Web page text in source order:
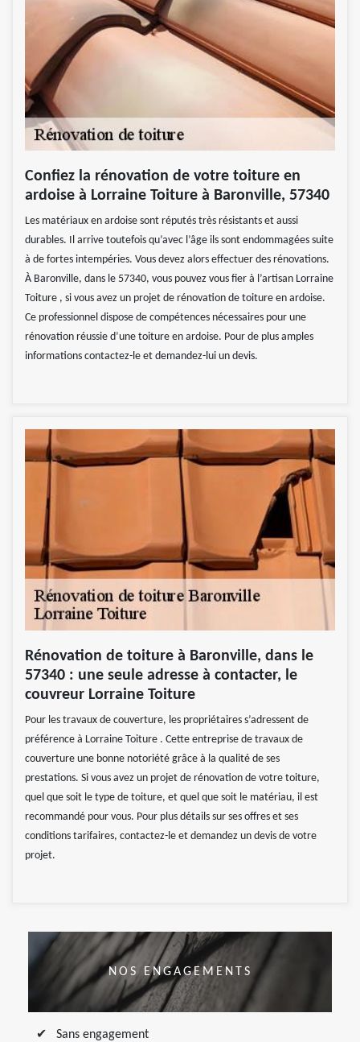
Confiez la rénovation de votre toiture en
ardoise à Lorraine Toiture à Baronville, 57340
Les matériaux en ardoise sont réputés très résistants et aussi
durables. Il arrive toutefois qu’avec l’âge ils sont endommagées suite
à de fortes intempéries. Vous devez alors effectuer des rénovations.
À Baronville, dans le 57340, vous pouvez vous fier à l’artisan Lorraine
Toiture , si vous avez un projet de rénovation de toiture en ardoise.
Ce professionnel dispose de compétences nécessaires pour une
rénovation réussie d’une toiture en ardoise. Pour de plus amples
informations contactez-le et demandez-lui un devis.
Rénovation de toiture à Baronville, dans le
57340 : une seule adresse à contacter, le
couvreur Lorraine Toiture
Pour les travaux de couverture, les propriétaires s’adressent de
préférence à Lorraine Toiture . Cette entreprise de travaux de
couverture une bonne notoriété grâce à la qualité de ses
prestations. Si vous avez un projet de rénovation de votre toiture,
quel que soit le type de toiture, et quel que soit le matériau, il est
recommandé pour vous. Pour plus détails sur ses offres et ses
conditions tarifaires, contactez-le et demandez un devis de votre
projet.
NOS ENGAGEMENTS
Sans engagement